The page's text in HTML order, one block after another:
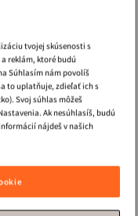
Sukňa s lodičkovým
skladané dlhé saténové
zdarma
tvojej skúsenosti s
reklám, ktoré budú
Súhlasím nám povolíš
to uplatňuje, zdieľať ich s
Svoj súhlas môžeš
Ak nesúhlasíš, budú
nájdeš v našich